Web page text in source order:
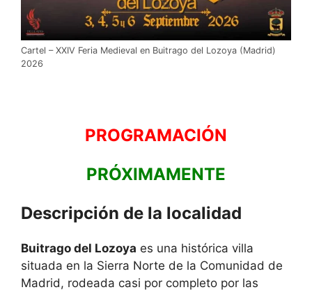
Cartel – XXIV Feria Medieval en Buitrago del Lozoya (Madrid)
2026
PROGRAMACIÓN
PRÓXIMAMENTE
Descripción de la localidad
Buitrago del Lozoya es una histórica villa
situada en la Sierra Norte de la Comunidad de
Madrid, rodeada casi por completo por las